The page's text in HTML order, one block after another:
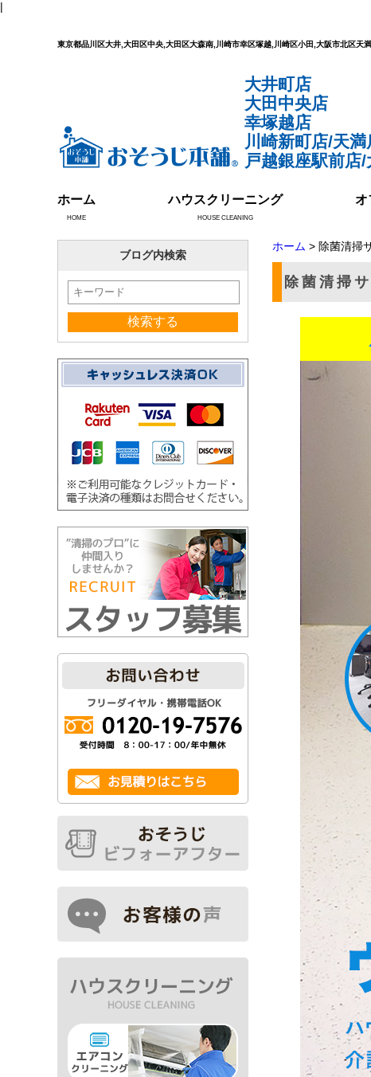
|
東京都品川区大井,大田区中央,大田区大森南,川崎市幸区塚越,川崎区小田,大阪市北区天
大井町店
大田中央店
幸塚越店
川崎新町店/天満
戸越銀座駅前店
ホーム
HOME
ハウスクリーニング
HOUSE CLEANING
オ
ホーム > 除菌清掃
除菌清掃
ブログ内検索